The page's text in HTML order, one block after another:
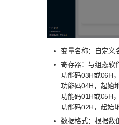
变量名称：自定义
寄存器：与组态软
功能码03H或06H
功能码04H，起始
功能码01H或05H
功能码02H，起始
数据格式：根据数